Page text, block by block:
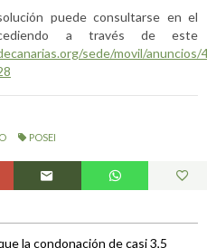
puede consultarse en el
a través de este
sede/movil/anuncios/
POSEI
la condonación de casi 3,5